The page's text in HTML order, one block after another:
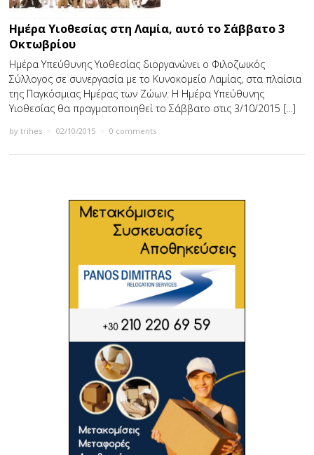
Ημέρα Υιοθεσίας στη Λαμία, αυτό το Σάββατο 3
Οκτωβρίου
Ημέρα Υπεύθυνης Υιοθεσίας διοργανώνει ο Φιλοζωικός
Σύλλογος σε συνεργασία με το Κυνοκομείο Λαμίας, στα πλαίσια
της Παγκόσμιας Ημέρας των Ζώων. Η Ημέρα Υπεύθυνης
Υιοθεσίας θα πραγματοποιηθεί το Σάββατο στις 3/10/2015 […]
bytrihes 02/10/2015 0 comments